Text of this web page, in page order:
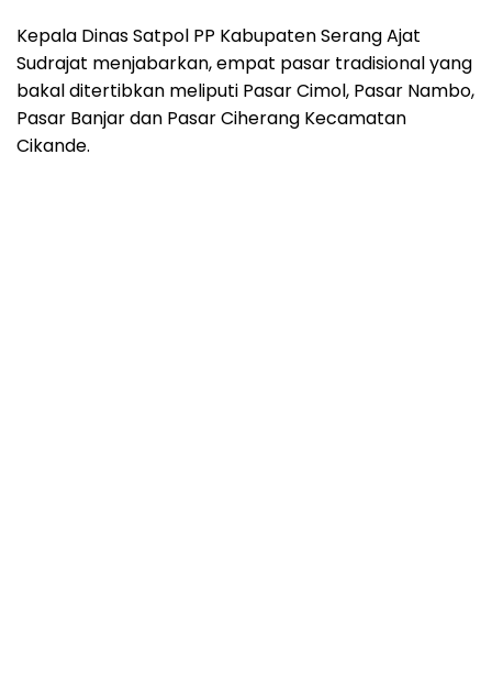
Kepala Dinas Satpol PP Kabupaten Serang Ajat
Sudrajat menjabarkan, empat pasar tradisional yang
bakal ditertibkan meliputi Pasar Cimol, Pasar Nambo,
Pasar Banjar dan Pasar Ciherang Kecamatan
Cikande.